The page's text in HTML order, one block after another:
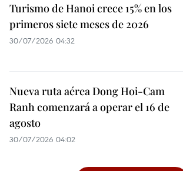
Turismo de Hanoi crece 15% en los
primeros siete meses de 2026
30/07/2026 04:32
Nueva ruta aérea Dong Hoi-Cam
Ranh comenzará a operar el 16 de
agosto
30/07/2026 04:02